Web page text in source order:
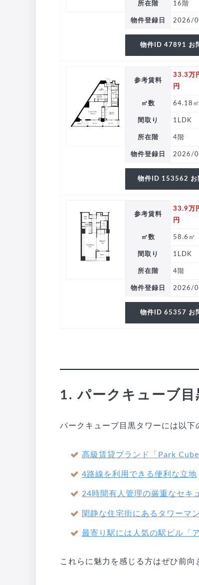
所在階 16階
物件登録日 2026/
物件ID 47891 お
参考賃料
33.3万
円
㎡数 64.18㎡
間取り 1LDK
所在階 4階
物件登録日 2026/
物件ID 153562 お
参考賃料
33.9万
円
㎡数 58.6㎡
間取り 1LDK
所在階 4階
物件登録日 2026/
物件ID 65357 お
1. パークキューブ
パークキューブ目黒タワーには以下
高級賃貸ブランド「Park
4路線を利用できる便利な立地
24時間有人管理の厳重なセキ
閑静な住宅街にあるタワーマ
最寄り駅には人気の駅ビル「
これらに魅力を感じる方はぜひ前向